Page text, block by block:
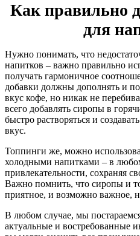
Как правильно
для
Нужно понимать, что
напитков – важно правильно
получать гармоничное
добавки должны дополнять и
вкус кофе, но никак не
всего добавлять сиропы в
быстро растворяться и
вкус.
Топпинги же, можно
холодными напитками – в
привлекательности, сохраняя
Важно помнить, что сиропы и
приятное, и возможно важное,
В любом случае, мы
актуальные и востребованные